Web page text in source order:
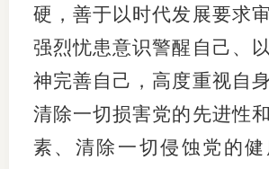
硬，善于以时代发展要求
强烈忧患意识警醒自己、
神完善自己，高度重视自
清除一切损害党的先进性
素、清除一切侵蚀党的